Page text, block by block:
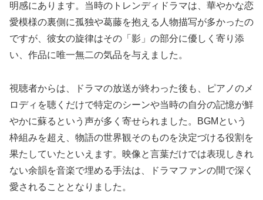
明感にあります。当時のトレンディドラマは、華やかな恋
愛模様の裏側に孤独や葛藤を抱える人物描写が多かったの
ですが、彼女の旋律はその「影」の部分に優しく寄り添
い、作品に唯一無二の気品を与えました。
視聴者からは、ドラマの放送が終わった後も、ピアノのメ
ロディを聴くだけで特定のシーンや当時の自分の記憶が鮮
やかに蘇るという声が多く寄せられました。BGMという
枠組みを超え、物語の世界観そのものを決定づける役割を
果たしていたといえます。映像と言葉だけでは表現しきれ
ない余韻を音楽で埋める手法は、ドラマファンの間で深く
愛されることとなりました。